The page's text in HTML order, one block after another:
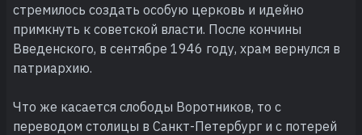
стремилось создать особую церковь и идейно
примкнуть к советской власти. После кончины
Введенского, в сентябре 1946 году, храм вернулся в
патриархию.
Что же касается слободы Воротников, то с
переводом столицы в Санкт-Петербург и с потерей